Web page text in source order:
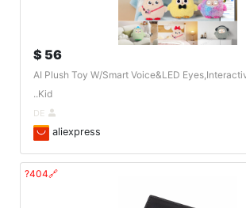
56 $
AI Plush Toy W/Smart Voice&LED
Kid..
aliexpress
🔗404?